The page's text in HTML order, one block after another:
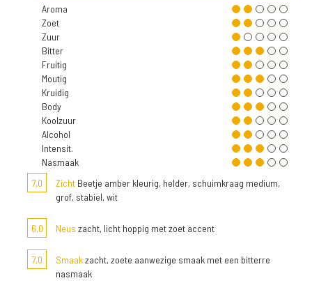
Aroma
Zoet
Zuur
Bitter
Fruitig
Moutig
Kruidig
Body
Koolzuur
Alcohol
Intensit.
Nasmaak
7,0
Zicht Beetje amber kleurig, helder, schuimkraag medium,
grof, stabiel, wit
6,0 Neus zacht, licht hoppig met zoet accent
7,0 Smaakzacht, zoete aanwezige smaak met een bitterre
nasmaak